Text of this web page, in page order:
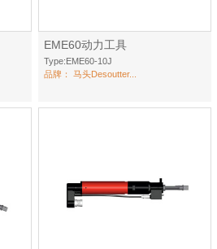
EME60动力工具
Type:EME60-10J
品牌：马头Desoutter...